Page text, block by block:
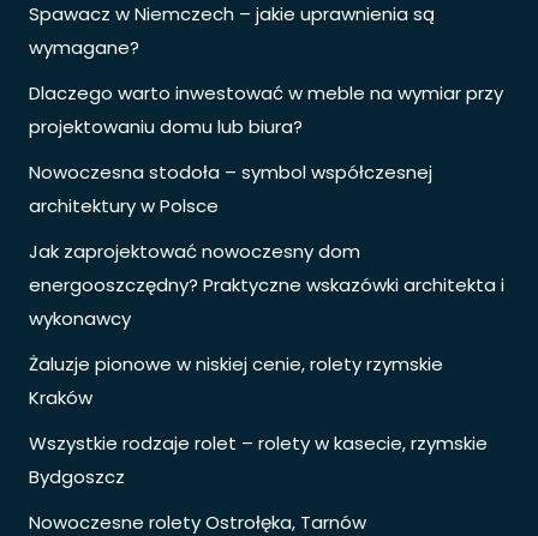
Spawacz w Niemczech – jakie uprawnienia są
wymagane?
Dlaczego warto inwestować w meble na wymiar przy
projektowaniu domu lub biura?
Nowoczesna stodoła – symbol współczesnej
architektury w Polsce
Jak zaprojektować nowoczesny dom
energooszczędny? Praktyczne wskazówki architekta i
wykonawcy
Żaluzje pionowe w niskiej cenie, rolety rzymskie
Kraków
Wszystkie rodzaje rolet – rolety w kasecie, rzymskie
Bydgoszcz
Nowoczesne rolety Ostrołęka, Tarnów